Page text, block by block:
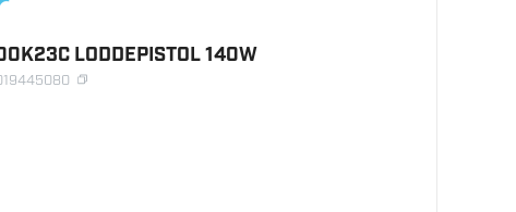
LODDEPISTOL 140W